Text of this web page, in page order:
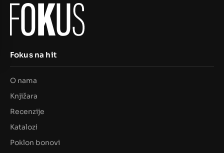
Fokus na hit
O nama
Knjižara
Recenzije
Katalozi
Poklon bonovi